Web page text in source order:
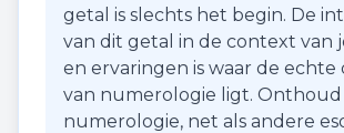
getal is slechts het begin. De
van dit getal in de context van
en ervaringen is waar de echte
van numerologie ligt.
numerologie, net als andere